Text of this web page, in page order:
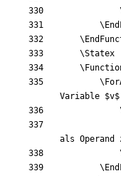
\Statex
Variable $v$
als Operand